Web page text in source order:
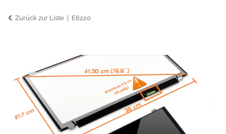
Zurück zur Liste E6220